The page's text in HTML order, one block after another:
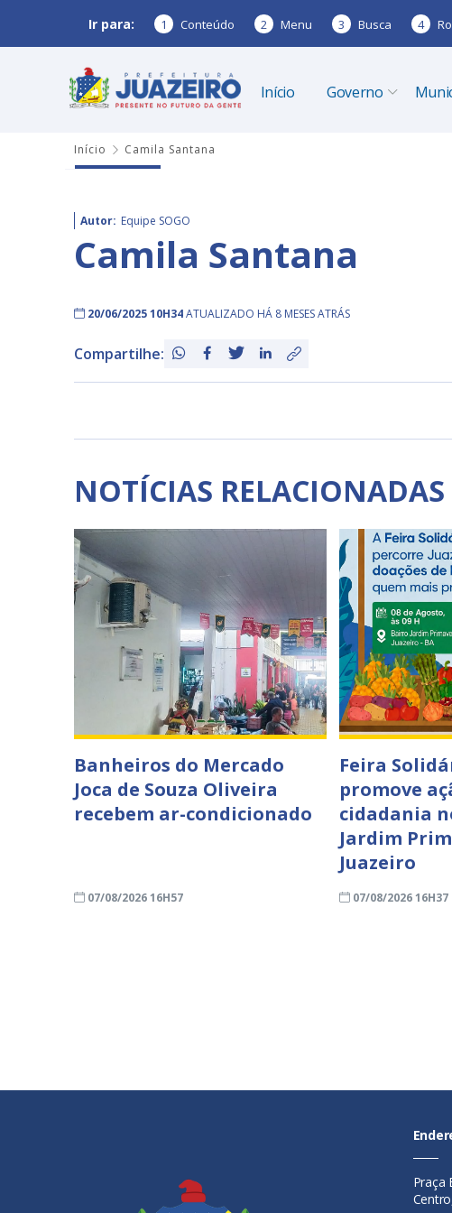
Ir para: 1 Conteúdo 2 Menu 3 Busca 4
Início Governo
Início Camila Santana
Autor: Equipe SOGO
Camila Santana
20/06/2025 10H34ATUALIZADO HÁ 8 MESES ATRÁS
Compartilhe:
NOTÍCIAS RELACIONADAS
Banheiros do Mercado
Joca de Souza Oliveira
recebem ar-condicionado
07/08/2026 16H57
Feira
promove
cidadania
Jardim
Juazeiro
07/08/2026 16H37
Praça